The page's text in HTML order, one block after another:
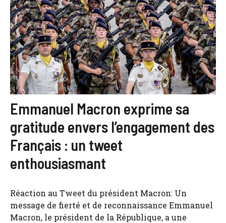
Emmanuel Macron exprime sa
gratitude envers l’engagement des
Français : un tweet
enthousiasmant
Réaction au Tweet du président Macron: Un
message de fierté et de reconnaissance Emmanuel
Macron, le président de la République, a une